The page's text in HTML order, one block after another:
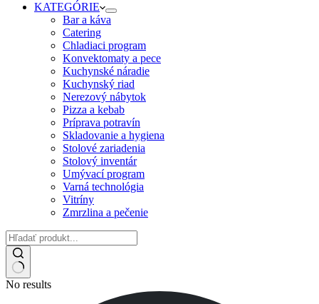
KATEGÓRIE
Bar a káva
Catering
Chladiaci program
Konvektomaty a pece
Kuchynské náradie
Kuchynský riad
Nerezový nábytok
Pizza a kebab
Príprava potravín
Skladovanie a hygiena
Stolové zariadenia
Stolový inventár
Umývací program
Varná technológia
Vitríny
Zmrzlina a pečenie
No results